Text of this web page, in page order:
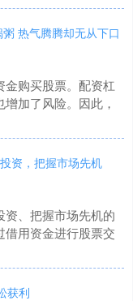
热气腾腾却无从下口
购买股票。配资杠
加了风险。因此，
资，把握市场先机
、把握市场先机的
用资金进行股票交
获利